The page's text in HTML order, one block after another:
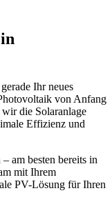
Ihr neues
von Anfang
die Solaranlage
Effizienz und
am besten bereits in
mit Ihrem
PV-Lösung für Ihren